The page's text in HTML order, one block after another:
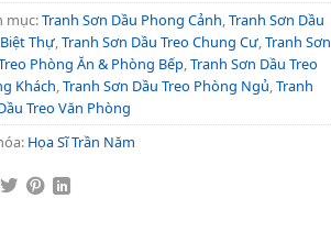
mục:Tranh Sơn Dầu Phong Cảnh Tranh Sơn Dầu
Thự Tranh Sơn Dầu Treo Chung Cư Tranh Sơn
Phòng Ăn & Phòng Bếp Tranh Sơn Dầu Treo
Khách Tranh Sơn Dầu Treo Phòng Ngủ Tranh
Treo Văn Phòng
Họa Sĩ Trần Năm